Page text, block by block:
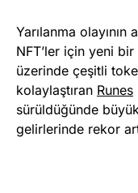
Yarılanma olayının
NFT’ler için yeni
üzerinde çeşitli
kolaylaştıran Runes
sürüldüğünde
gelirlerinde rekor